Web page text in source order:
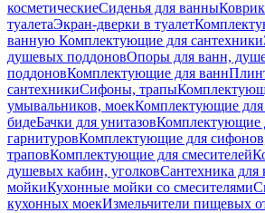
косметическиеСиденья для ванны
туалетаЭкран-дверки в туалет
ванную Комплектующие для сантехники
душевых поддоновОпоры для ванн,
поддоновКомплектующие для ванн
сантехникиСифоны, трапы
умывальников, моекКомплектующие для
бидеБачки для унитазовКомплектующие
гарнитуровКомплектующие для
траповКомплектующие для смесителей
душевых кабин, уголковСантехника для
мойкиКухонные мойки со смесителями
кухонных моекИзмельчители пищевых